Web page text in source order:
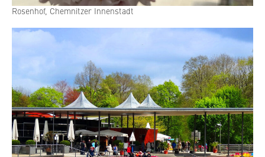
Rosenhof, Chem­nit­zer Innenstadt